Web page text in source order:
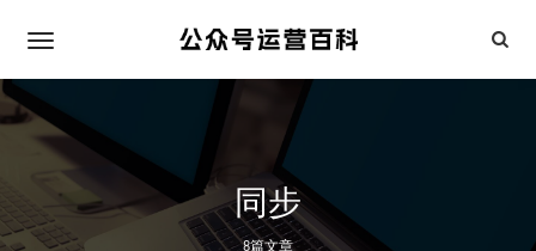
同步
8篇文章